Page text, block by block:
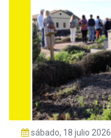
sábado, 18 julio 2026